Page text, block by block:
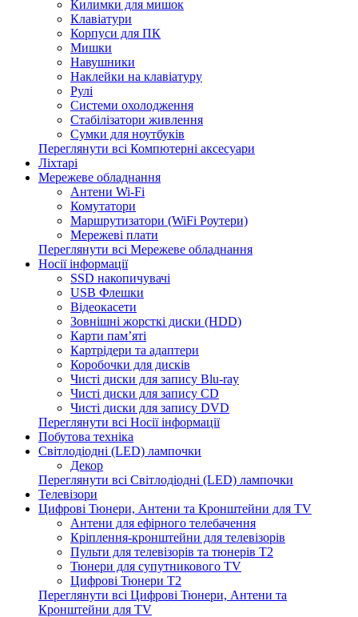
Килимки для мишок
Клавіатури
Корпуси для ПК
Мишки
Навушники
Наклейки на клавіатуру
Рулі
Системи охолодження
Стабілізатори живлення
Сумки для ноутбуків
Переглянути всі Компютерні аксесуари
Ліхтарі
Мережеве обладнання
Антени Wi-Fi
Комутатори
Маршрутизатори (WiFi Роутери)
Мережеві плати
Переглянути всі Мережеве обладнання
Носії інформації
SSD накопичувачі
USB Флешки
Відеокасети
Зовнішні жорсткі диски (HDD)
Карти пам’яті
Картрідери та адаптери
Коробочки для дисків
Чисті диски для запису Blu-ray
Чисті диски для запису CD
Чисті диски для запису DVD
Переглянути всі Носії інформації
Побутова техніка
Світлодіодні (LED) лампочки
Декор
Переглянути всі Світлодіодні (LED) лампочки
Телевізори
Цифрові Тюнери, Антени та Кронштейни для TV
Антени для ефірного телебачення
Кріплення-кронштейни для телевізорів
Пульти для телевізорів та тюнерів T2
Тюнери для супутникового TV
Цифрові Тюнери T2
Переглянути всі Цифрові Тюнери, Антени та
Кронштейни для TV